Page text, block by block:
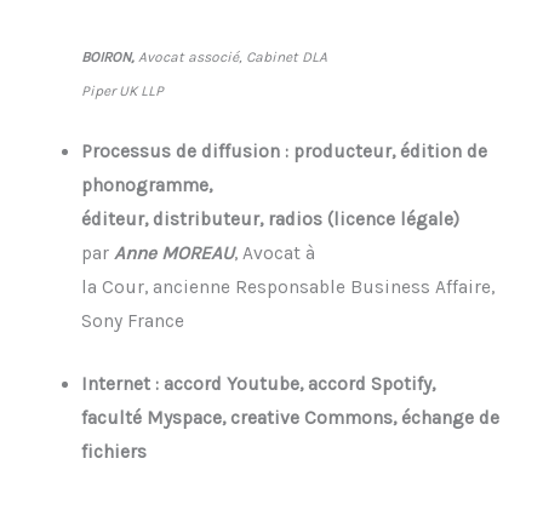
BOIRON, Avocat associé, Cabinet DLA
Piper UK LLP
Processus de diffusion : producteur, édition de
phonogramme,
éditeur, distributeur, radios (licence légale)
par Anne MOREAU, Avocat à
la Cour, ancienne Responsable Business Affaire,
Sony France
Internet : accord Youtube, accord Spotify,
faculté Myspace, creative Commons, échange de
fichiers